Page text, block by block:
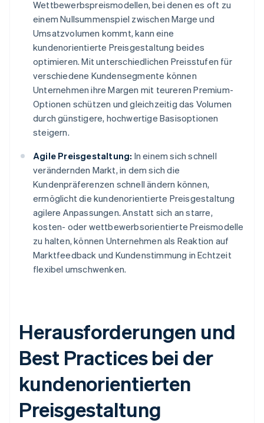
Wettbewerbspreismodellen, bei denen es oft zu
einem Nullsummenspiel zwischen Marge und
Umsatzvolumen kommt, kann eine
kundenorientierte Preisgestaltung beides
optimieren. Mit unterschiedlichen Preisstufen für
verschiedene Kundensegmente können
Unternehmen ihre Margen mit teureren Premium-
Optionen schützen und gleichzeitig das Volumen
durch günstigere, hochwertige Basisoptionen
steigern.
Agile Preisgestaltung: In einem sich schnell
verändernden Markt, in dem sich die
Kundenpräferenzen schnell ändern können,
ermöglicht die kundenorientierte Preisgestaltung
agilere Anpassungen. Anstatt sich an starre,
kosten- oder wettbewerbsorientierte Preismodelle
zu halten, können Unternehmen als Reaktion auf
Marktfeedback und Kundenstimmung in Echtzeit
flexibel umschwenken.
Herausforderungen und
Best Practices bei der
kundenorientierten
Preisgestaltung